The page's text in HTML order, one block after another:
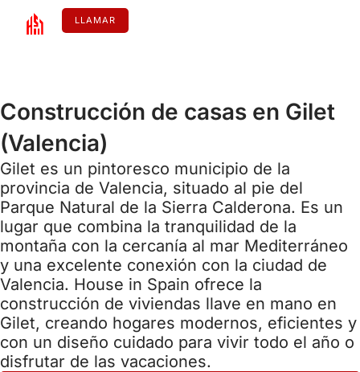
contenido
LLAMAR
Construcción de casas en Gilet
(Valencia)
Gilet es un pintoresco municipio de la
provincia de Valencia, situado al pie del
Parque Natural de la Sierra Calderona. Es un
lugar que combina la tranquilidad de la
montaña con la cercanía al mar Mediterráneo
y una excelente conexión con la ciudad de
Valencia. House in Spain ofrece la
construcción de viviendas llave en mano en
Gilet, creando hogares modernos, eficientes y
con un diseño cuidado para vivir todo el año o
disfrutar de las vacaciones.